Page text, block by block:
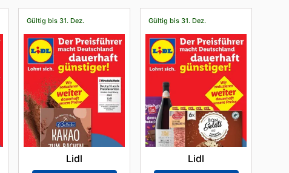
Gültig bis 31. Dez.
Lidl
Gültig bis 31. Dez.
Lidl